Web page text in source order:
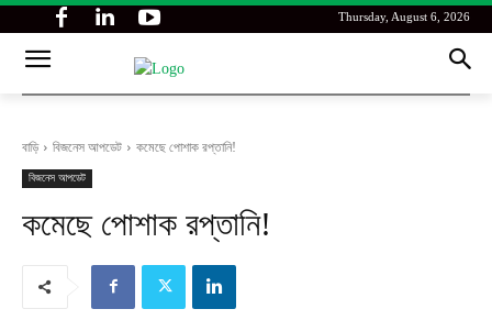
Thursday, August 6, 2026
বাড়ি বিজনেস আপডেট কমেছে পোশাক রপ্তানি!
বিজনেস আপডেট
কমেছে পোশাক রপ্তানি!